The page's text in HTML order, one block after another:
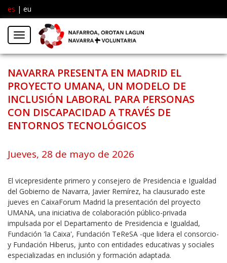
es | eu
Menú
NAVARRA PRESENTA EN MADRID EL
PROYECTO UMANA, UN MODELO DE
INCLUSIÓN LABORAL PARA PERSONAS
CON DISCAPACIDAD A TRAVÉS DE
ENTORNOS TECNOLÓGICOS
Jueves, 28 de mayo de 2026
El vicepresidente primero y consejero de Presidencia e Igualdad
del Gobierno de Navarra, Javier Remírez, ha clausurado este
jueves en CaixaForum Madrid la presentación del proyecto
UMANA, una iniciativa de colaboración público-privada
impulsada por el Departamento de Presidencia e Igualdad,
Fundación 'la Caixa', Fundación TeReSA -que lidera el consorcio-
y Fundación Hiberus, junto con entidades educativas y sociales
especializadas en inclusión y formación adaptada.